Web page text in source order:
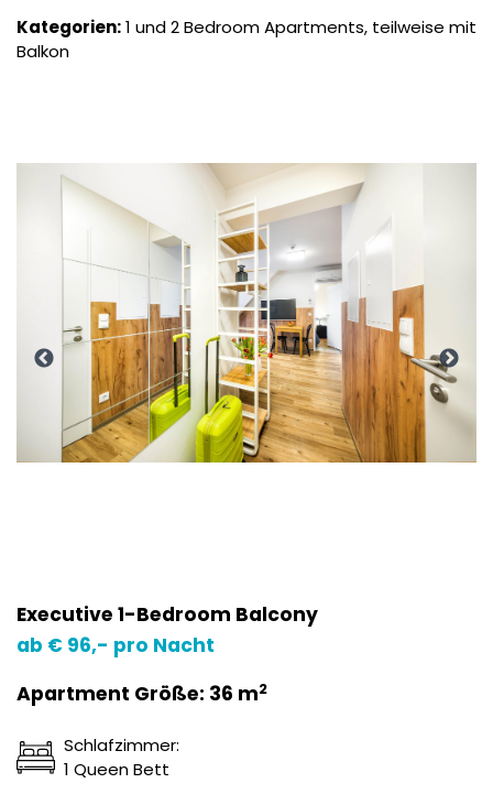
Kategorien:1 und 2 Bedroom Apartments, teilweise mit
Balkon
Executive 1-Bedroom Balcony
ab € 96,- pro Nacht
Apartment Größe: 36 m2
Schlafzimmer:
1 Queen Bett